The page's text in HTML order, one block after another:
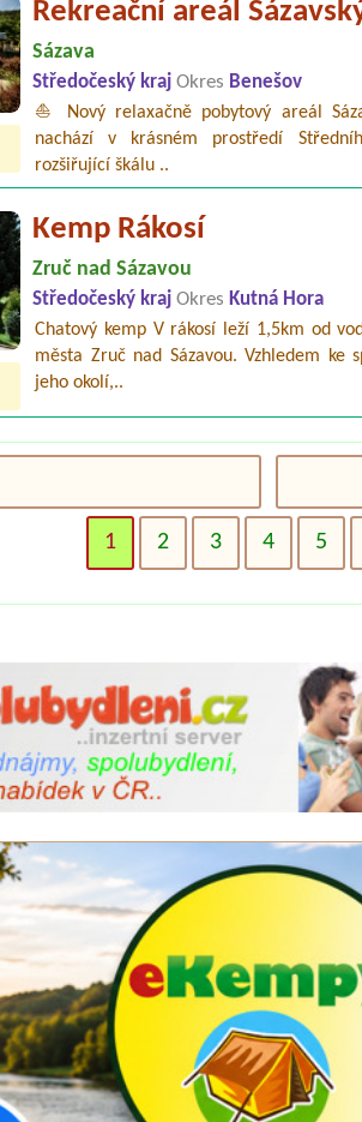
Rekreační areál
Sázava
Středočeský krajOkres Benešov
⛵ Nový relaxačně pobytový areál
nachází v krásném prostředí
rozšiřující škálu ..
Kemp Rákosí
Zruč nad Sázavou
Středočeský krajOkres Kutná Hora
Chatový kemp V rákosí leží 1,5km od
města Zruč nad Sázavou. Vzhledem ke
jeho okolí,..
1 2 3 4 5